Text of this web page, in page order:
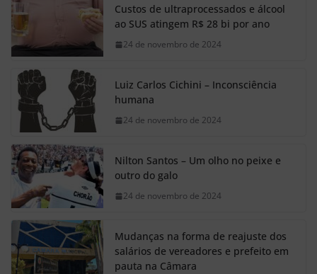
Custos de ultraprocessados e álcool
ao SUS atingem R$ 28 bi por ano
24 de novembro de 2024
Luiz Carlos Cichini – Inconsciência
humana
24 de novembro de 2024
Nilton Santos – Um olho no peixe e
outro do galo
24 de novembro de 2024
Mudanças na forma de reajuste dos
salários de vereadores e prefeito em
pauta na Câmara